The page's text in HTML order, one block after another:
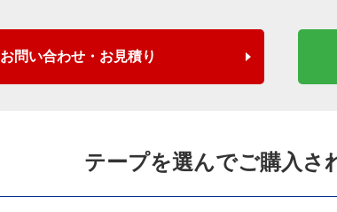
お問い合わせ・お見積り
テープを選んでご購入さ